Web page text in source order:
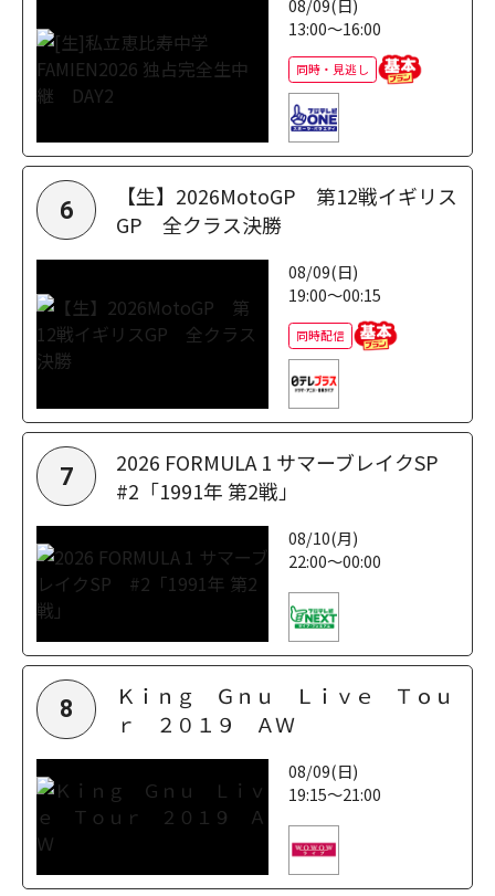
08/09(日)
13:00～16:00
同時・見逃し
6
【生】2026MotoGP 第12戦イギリス
GP 全クラス決勝
08/09(日)
19:00～00:15
同時配信
7
2026 FORMULA 1 サマーブレイクSP
#2「1991年 第2戦」
08/10(月)
22:00～00:00
8
Ｋｉｎｇ Ｇｎｕ Ｌｉｖｅ Ｔｏｕ
ｒ ２０１９ ＡＷ
08/09(日)
19:15～21:00